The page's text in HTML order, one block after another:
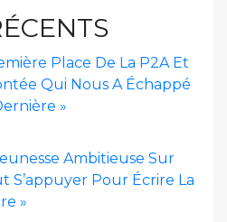
Place De La P2A Et
Qui Nous A Échappé
»
Ambitieuse Sur
S’appuyer Pour Écrire La
»